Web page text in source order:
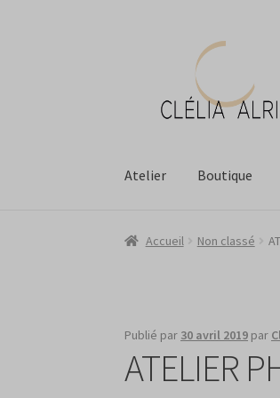
navigation
Atelier Boutique
Accueil Non classé
Publié par 30 avril 2019 par
ATELIER